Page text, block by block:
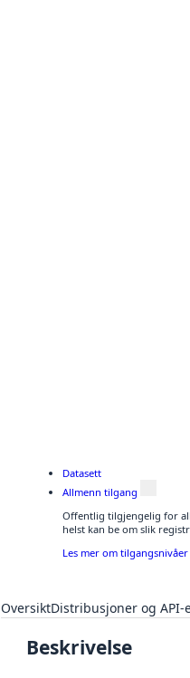
Datasett
Allmenn tilgang
Offentlig tilgjengelig for
helst kan be om slik
Les mer om
OversiktDistribusjoner og API-
Beskrivelse